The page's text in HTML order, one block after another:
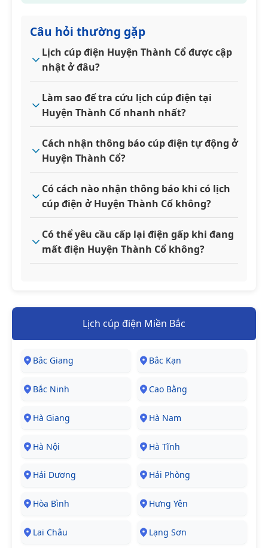
Câu hỏi thường gặp
Lịch cúp điện Huyện Thành Cổ được cập
nhật ở đâu?
Làm sao để tra cứu lịch cúp điện tại
Huyện Thành Cổ nhanh nhất?
Cách nhận thông báo cúp điện tự động ở
Huyện Thành Cổ?
Có cách nào nhận thông báo khi có lịch
cúp điện ở Huyện Thành Cổ không?
Có thể yêu cầu cấp lại điện gấp khi đang
mất điện Huyện Thành Cổ không?
Lịch cúp điện Miền Bắc
Bắc Giang Bắc Kạn
Bắc Ninh Cao Bằng
Hà Giang Hà Nam
Hà Nội Hà Tĩnh
Hải Dương Hải Phòng
Hòa Bình Hưng Yên
Lai Châu Lạng Sơn